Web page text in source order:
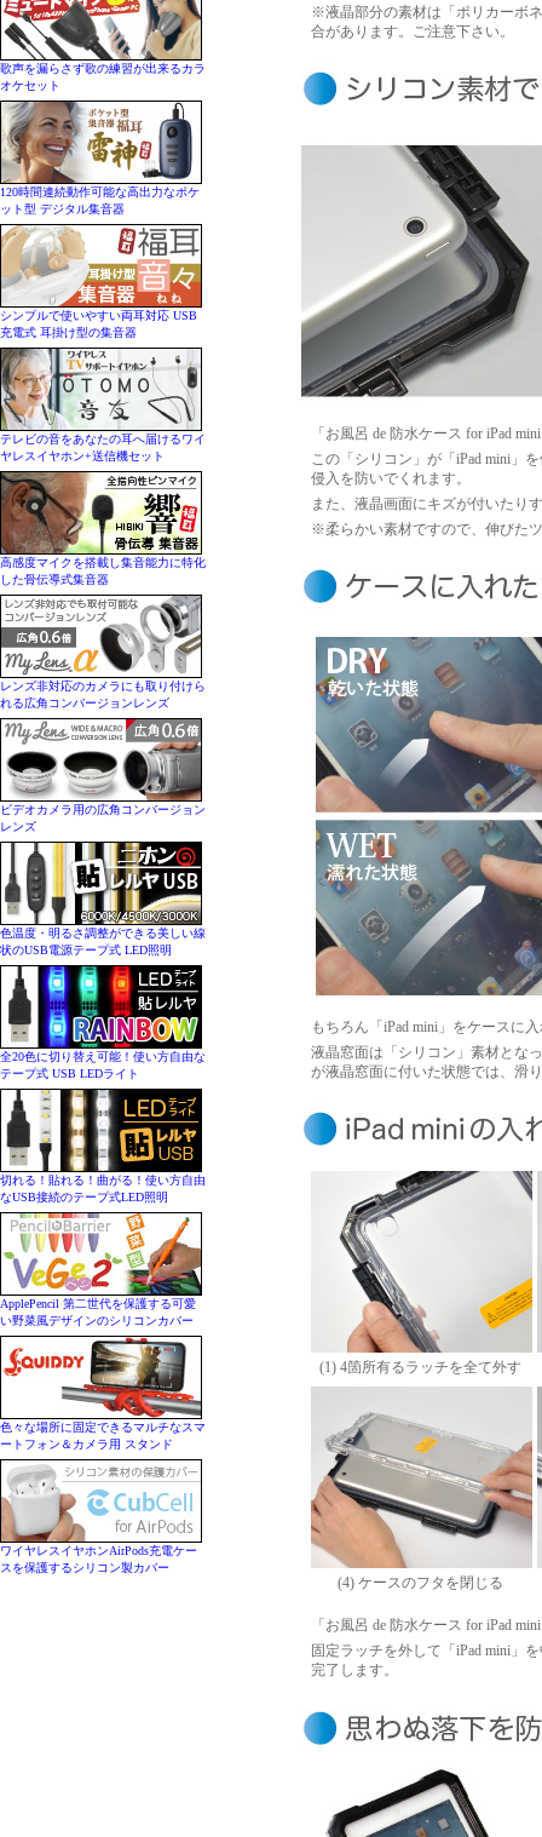
歌声を漏らさず歌の練習が出来るカラ
オケセット
120時間連続動作可能な高出力なポケ
ット型 デジタル集音器
シンプルで使いやすい両耳対応 USB
充電式 耳掛け型の集音器
テレビの音をあなたの耳へ届けるワイ
ヤレスイヤホン+送信機セット
高感度マイクを搭載し集音能力に特化
した骨伝導式集音器
レンズ非対応のカメラにも取り付けら
れる広角コンバージョンレンズ
ビデオカメラ用の広角コンバージョン
レンズ
色温度・明るさ調整ができる美しい線
状のUSB電源テープ式 LED照明
全20色に切り替え可能！使い方自由な
テープ式 USB LEDライト
切れる！貼れる！曲がる！使い方自由
なUSB接続のテープ式LED照明
ApplePencil 第二世代を保護する可愛
い野菜風デザインのシリコンカバー
色々な場所に固定できるマルチなスマ
ートフォン＆カメラ用 スタンド
ワイヤレスイヤホンAirPods充電ケー
スを保護するシリコン製カバー
※液晶部分の素材は「ポリカーボ
合があります。ご注意下さい。
「お風呂 de 防水ケース for iPad
この「シリコン」が「iPad mini」
侵入を防いでくれます。
また、液晶画面にキズが付いたり
※柔らかい素材ですので、伸びた
もちろん「iPad mini」をケースに
液晶窓面は「シリコン」素材とな
が液晶窓面に付いた状態では、滑
(1) 4箇所有るラッチを全て外す
(4) ケースのフタを閉じる
「お風呂 de 防水ケース for iPad
固定ラッチを外して「iPad mini」
完了します。